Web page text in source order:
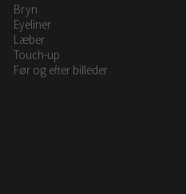
Bryn
Eyeliner
Læber
Touch-up
Før og efter billeder